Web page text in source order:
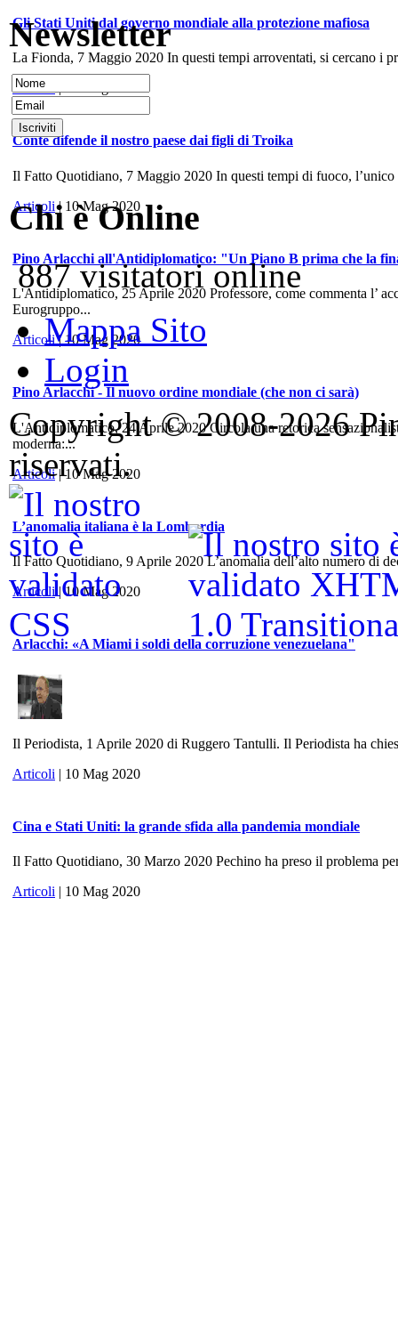
Gli Stati Uniti dal governo mondiale alla protezione mafiosa
La Fionda, 7 Maggio 2020 In questi tempi arroventati, si cercano i
Articoli
Conte difende il nostro paese dai figli di Troika
Il Fatto Quotidiano, 7 Maggio 2020 In questi tempi di fuoco,
Articoli| 10 Mag 2020
Pino Arlacchi all'Antidiplomatico: "Un Piano B prima che la
L'Antidiplomatico, 25 Aprile 2020 Professore, come commenta l’
Eurogruppo...
Articoli| 10 Mag 2020
Pino Arlacchi - Il nuovo ordine mondiale (che non ci sarà)
L'Antidiplomatico, 24 Aprile 2020 Circola una retorica
moderna:...
Articoli| 10 Mag 2020
L’anomalia italiana è la Lombardia
Il Fatto Quotidiano, 9 Aprile 2020 L’anomalia dell’alto numero di
Articoli| 10 Mag 2020
Arlacchi: «A Miami i soldi della corruzione venezuelana"
Il Periodista, 1 Aprile 2020 di Ruggero Tantulli. Il Periodista ha
Articoli | 10 Mag 2020
Cina e Stati Uniti: la grande sfida alla pandemia mondiale
Il Fatto Quotidiano, 30 Marzo 2020 Pechino ha preso il problema
Articoli | 10 Mag 2020
Newsletter
Chi è Online
887 visitatori online
Mappa Sito
Login
Copyright © 2008-2026
riservati.